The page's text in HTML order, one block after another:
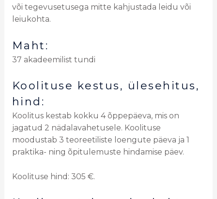
või tegevusetusega mitte kahjustada leidu või
leiukohta.
Maht:
37 akadeemilist tundi
Koolituse kestus, ülesehitus,
hind:
Koolitus kestab kokku 4 õppepäeva, mis on
jagatud 2 nädalavahetusele. Koolituse
moodustab 3 teoreetiliste loengute päeva ja 1
praktika- ning õpitulemuste hindamise päev.
Koolituse hind: 305 €.